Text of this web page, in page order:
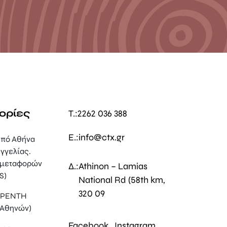
Αθήνα
ΡΕΝΤΗ
T.:2262 036 388
E.:info@ctx.gr
Δ.:Athinon – Lamias
National Rd (58th km,
320 09